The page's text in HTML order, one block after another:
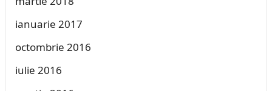
ianuarie 2017
octombrie 2016
iulie 2016